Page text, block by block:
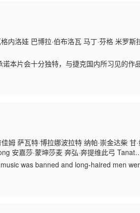
洛娃 巴博拉·伯布洛瓦 马丁·芬格 米罗斯
本片会十分独特，与捷克国内所习见的作
富魅力，身边俊男如云，却仍旧单身。对
姆 萨瓦特·博拉娜波拉特 纳帕·崇金达柴 甘
安嘉莎·蒙坤莎麦 奔弘·奔提维此弓 Tanat
Thanachai Ujjin Anon
was banned and long-haired men